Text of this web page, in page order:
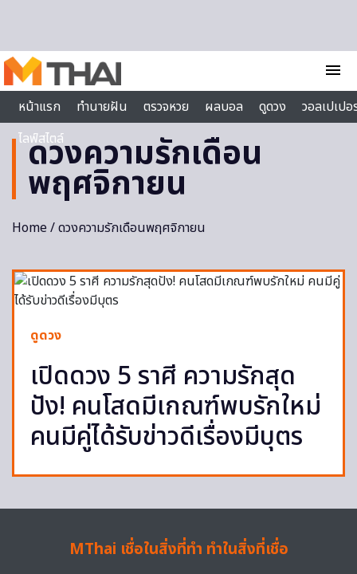
menu
หน้าแรก
ทำนายฝัน ตรวจหวย ผลบอล ดูดวง
วอลเปเป
ไลฟ์สไตล์
ดวงความรักเดือน
พฤศจิกายน
Home/ ดวงความรักเดือนพฤศจิกายน
ดูดวง
เปิดดวง 5 ราศี ความรักสุด
ปัง! คนโสดมีเกณฑ์พบรักใหม่
คนมีคู่ได้รับข่าวดีเรื่องมีบุตร
MThai เชื่อในสิ่งที่ทำ ทำในสิ่งที่เชื่อ